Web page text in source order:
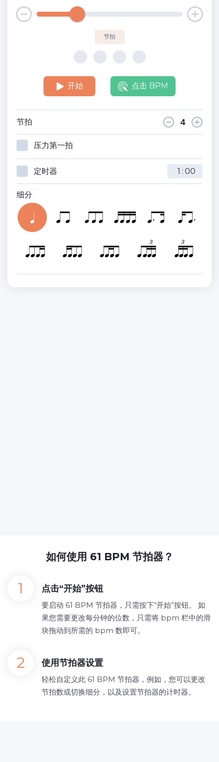
节拍
开始 点击 BPM
节拍
压力第一拍
定时器 :
细分
如何使用 61 BPM 节拍器？
点击“开始”按钮
要启动 61 BPM 节拍器，只需按下“开始”按钮。 如
果您需要更改每分钟的位数，只需将 bpm 栏中的滑
块拖动到所需的 bpm 数即可。
使用节拍器设置
轻松自定义此 61 BPM 节拍器，例如，您可以更改
节拍数或切换细分，以及设置节拍器的计时器。